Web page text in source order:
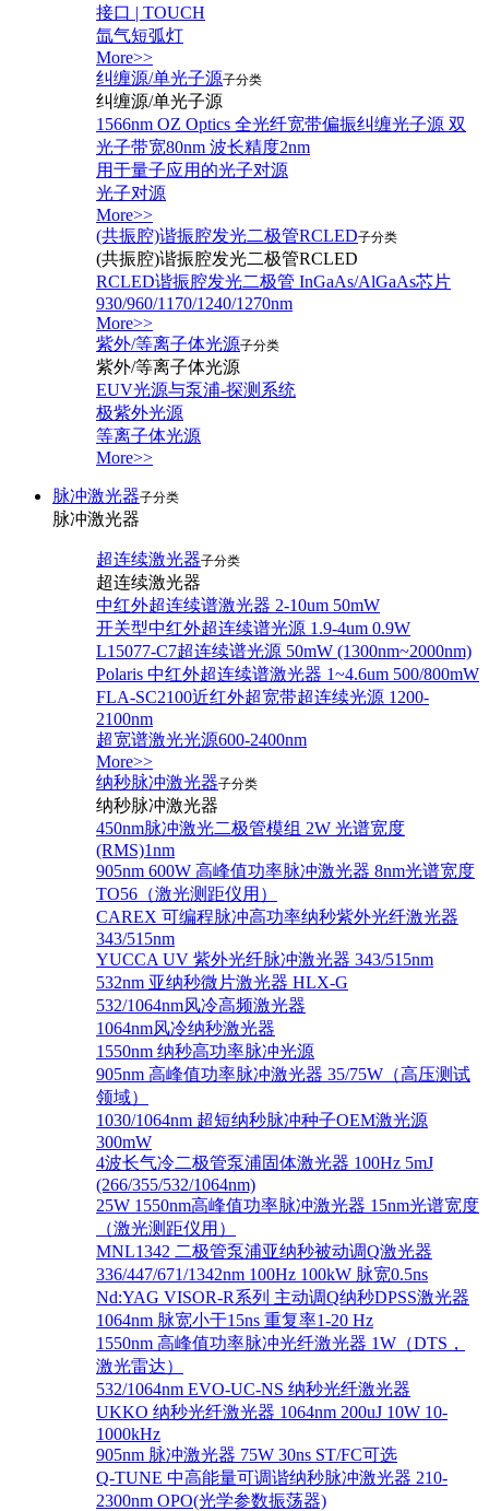
接口 | TOUCH
氙气短弧灯
More>>
纠缠源/单光子源子分类
纠缠源/单光子源
1566nm OZ Optics 全光纤宽带偏振纠缠光子源 双
光子带宽80nm 波长精度2nm
用于量子应用的光子对源
光子对源
More>>
(共振腔)谐振腔发光二极管RCLED子分类
(共振腔)谐振腔发光二极管RCLED
RCLED谐振腔发光二极管 InGaAs/AlGaAs芯片
930/960/1170/1240/1270nm
More>>
紫外/等离子体光源子分类
紫外/等离子体光源
EUV光源与泵浦-探测系统
极紫外光源
等离子体光源
More>>
脉冲激光器子分类
脉冲激光器
超连续激光器子分类
超连续激光器
中红外超连续谱激光器 2-10um 50mW
开关型中红外超连续谱光源 1.9-4um 0.9W
L15077-C7超连续谱光源 50mW (1300nm~2000nm)
Polaris 中红外超连续谱激光器 1~4.6um 500/800mW
FLA-SC2100近红外超宽带超连续光源 1200-
2100nm
超宽谱激光光源600-2400nm
More>>
纳秒脉冲激光器子分类
纳秒脉冲激光器
450nm脉冲激光二极管模组 2W 光谱宽度
(RMS)1nm
905nm 600W 高峰值功率脉冲激光器 8nm光谱宽度
TO56（激光测距仪用）
CAREX 可编程脉冲高功率纳秒紫外光纤激光器
343/515nm
YUCCA UV 紫外光纤脉冲激光器 343/515nm
532nm 亚纳秒微片激光器 HLX-G
532/1064nm风冷高频激光器
1064nm风冷纳秒激光器
1550nm 纳秒高功率脉冲光源
905nm 高峰值功率脉冲激光器 35/75W（高压测试
领域）
1030/1064nm 超短纳秒脉冲种子OEM激光源
300mW
4波长气冷二极管泵浦固体激光器 100Hz 5mJ
(266/355/532/1064nm)
25W 1550nm高峰值功率脉冲激光器 15nm光谱宽度
（激光测距仪用）
MNL1342 二极管泵浦亚纳秒被动调Q激光器
336/447/671/1342nm 100Hz 100kW 脉宽0.5ns
Nd:YAG VISOR-R系列 主动调Q纳秒DPSS激光器
1064nm 脉宽小于15ns 重复率1-20 Hz
1550nm 高峰值功率脉冲光纤激光器 1W（DTS，
激光雷达）
532/1064nm EVO-UC-NS 纳秒光纤激光器
UKKO 纳秒光纤激光器 1064nm 200uJ 10W 10-
1000kHz
905nm 脉冲激光器 75W 30ns ST/FC可选
Q-TUNE 中高能量可调谐纳秒脉冲激光器 210-
2300nm OPO(光学参数振荡器)